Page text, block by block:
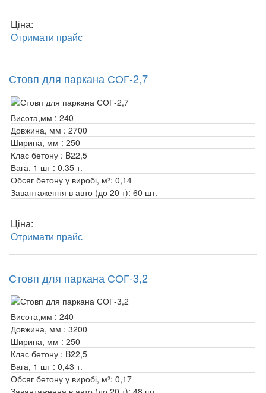
Ціна:
Отримати прайс
Стовп для паркана СОГ-2,7
Висота,мм : 240
Довжина, мм : 2700
Ширина, мм : 250
Клас бетону : B22,5
Вага, 1 шт : 0,35 т.
Обсяг бетону у виробі, м³: 0,14
Завантаження в авто (до 20 т): 60 шт.
Ціна:
Отримати прайс
Стовп для паркана СОГ-3,2
Висота,мм : 240
Довжина, мм : 3200
Ширина, мм : 250
Клас бетону : B22,5
Вага, 1 шт : 0,43 т.
Обсяг бетону у виробі, м³: 0,17